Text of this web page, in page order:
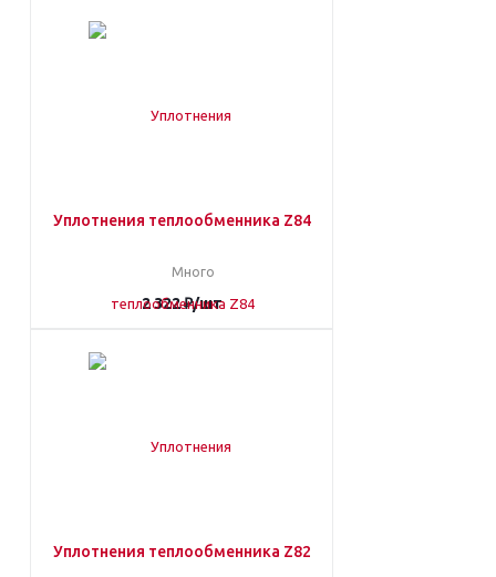
Уплотнения теплообменника Z84
Много
2 322₽/шт
Уплотнения теплообменника Z82